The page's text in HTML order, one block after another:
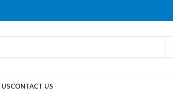
CONTACT US